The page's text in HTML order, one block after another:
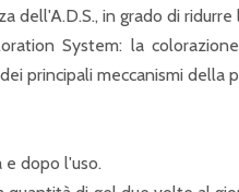
dell'A.D.S., in grado di
System: la
principali meccanismi
e dopo l'uso.